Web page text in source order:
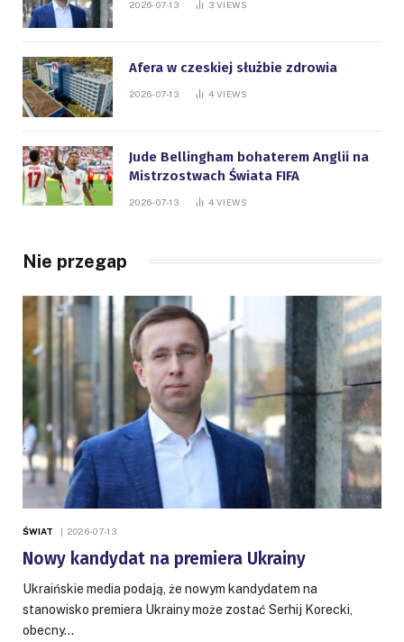
2026-07-13 3 VIEWS
Afera w czeskiej służbie zdrowia
2026-07-13 4 VIEWS
Jude Bellingham bohaterem Anglii na
Mistrzostwach Świata FIFA
2026-07-13 4 VIEWS
Nie przegap
ŚWIAT 2026-07-13
Nowy kandydat na premiera Ukrainy
Ukraińskie media podają, że nowym kandydatem na
stanowisko premiera Ukrainy może zostać Serhij Korecki,
obecny…